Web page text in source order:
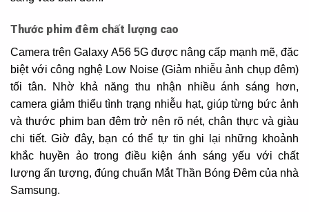
Thước phim đêm chất lượng cao
Camera trên Galaxy A56 5G được nâng cấp mạnh mẽ, đặc
biệt với công nghệ Low Noise (Giảm nhiễu ảnh chụp đêm)
tối tân. Nhờ khả năng thu nhận nhiều ánh sáng hơn,
camera giảm thiểu tình trạng nhiễu hạt, giúp từng bức ảnh
và thước phim ban đêm trở nên rõ nét, chân thực và giàu
chi tiết. Giờ đây, bạn có thể tự tin ghi lại những khoảnh
khắc huyền ảo trong điều kiện ánh sáng yếu với chất
lượng ấn tượng, đúng chuẩn Mắt Thần Bóng Đêm của nhà
Samsung.